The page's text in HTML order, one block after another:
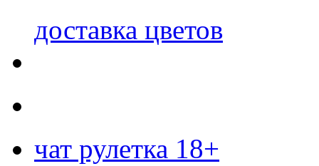
доставка цветов
чат рулетка 18+